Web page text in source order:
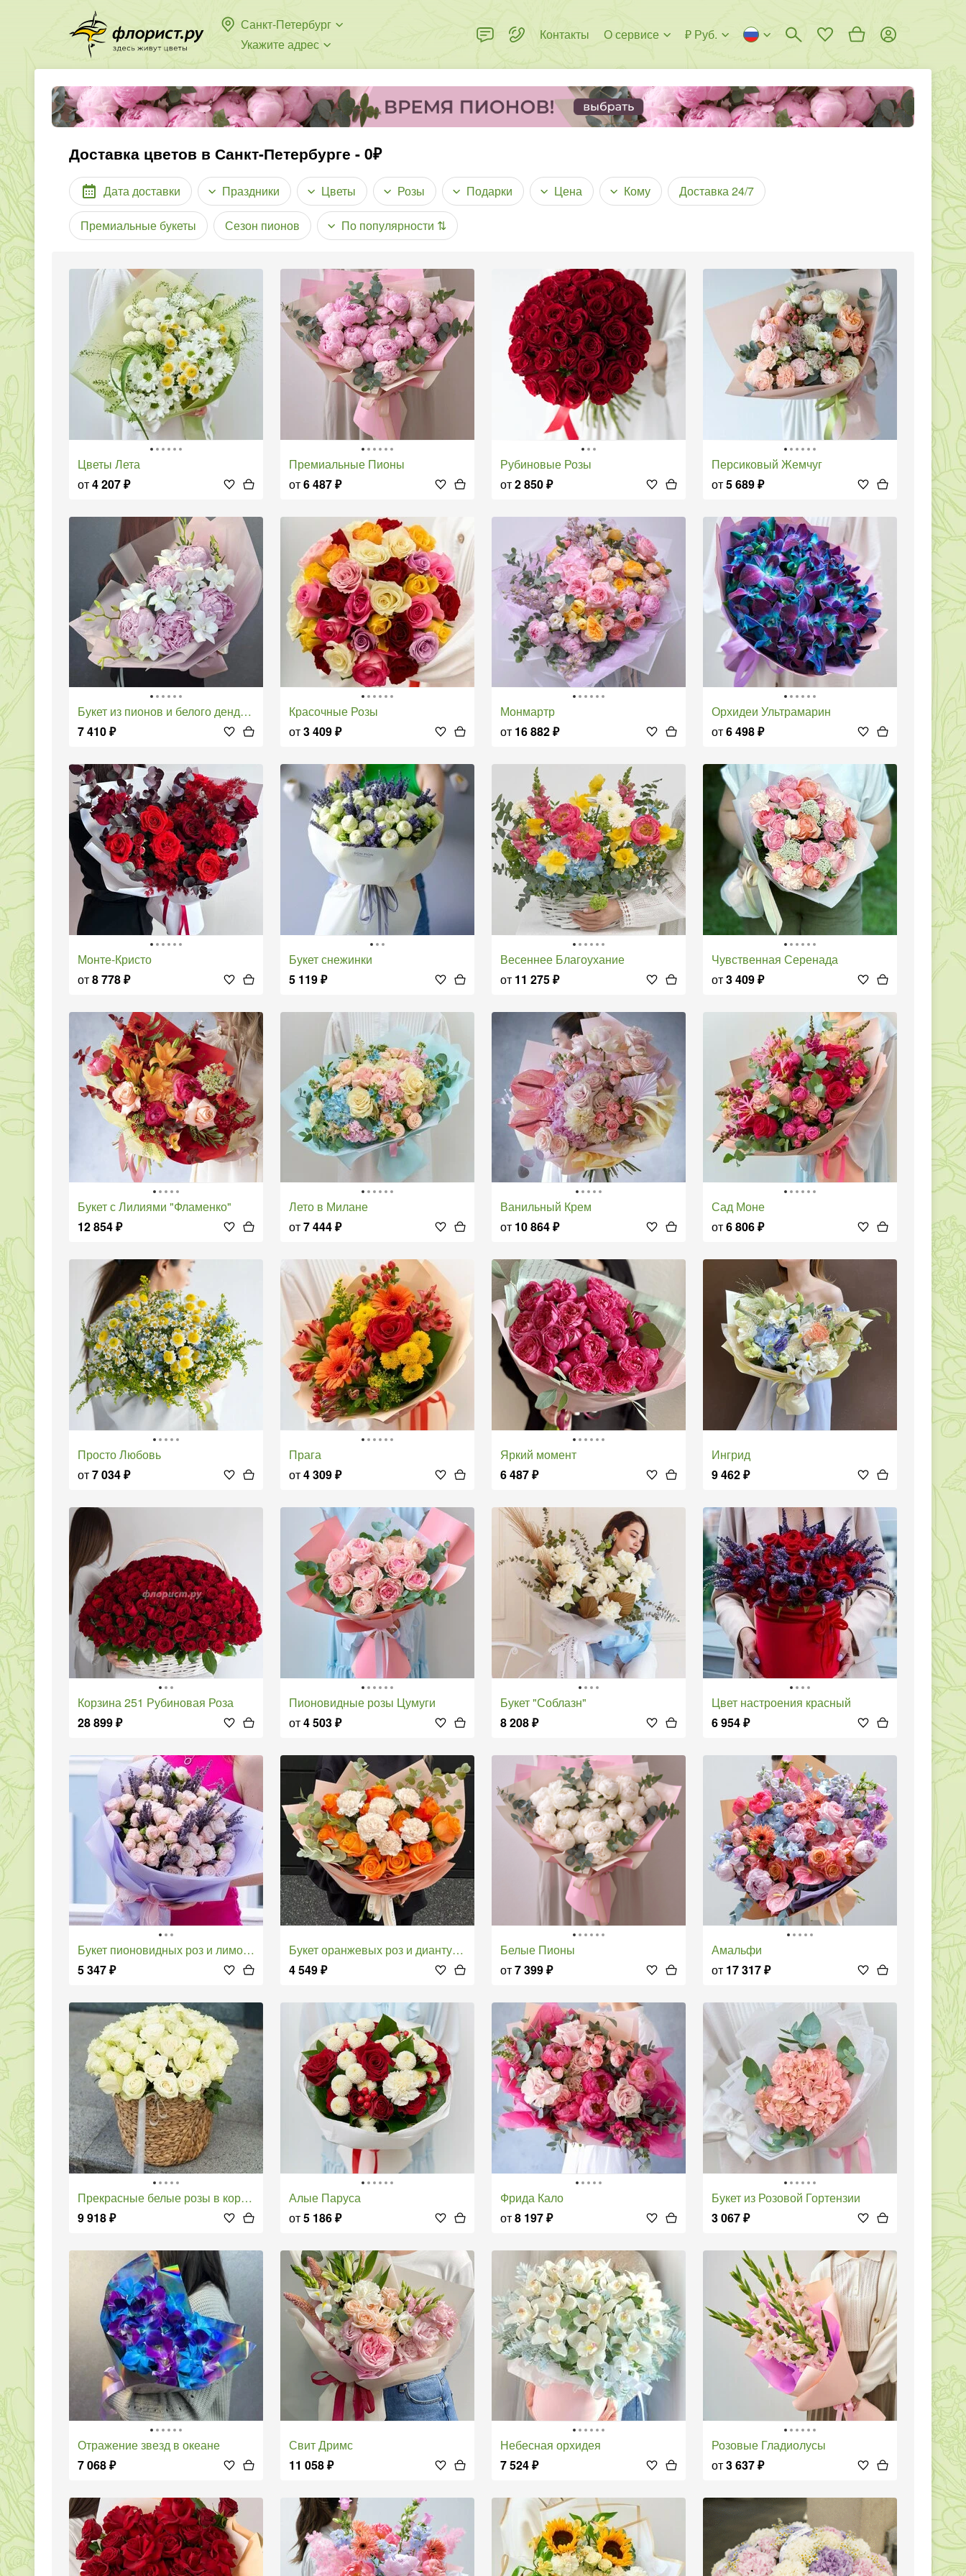
Санкт-Петербург
Укажите адрес
Контакты О сервисе ₽ Руб.
Доставка цветов в Санкт-Петербурге - 0₽
Дата доставки Праздники Цветы Розы Подарки Цена Кому Доставка 24/7
Премиальные букеты Сезон пионов По популярности ⇅
Цветы Лета
от4 207₽
Премиальные Пионы
от6 487₽
Рубиновые Розы
от2 850₽
Персиковый Жемчуг
от5 689₽
Букет из пионов и белого дендробиума "Шепот нежности"
7 410₽
Красочные Розы
от3 409₽
Монмартр
от 16 882₽
Орхидеи Ультрамарин
от6 498₽
Монте-Кристо
от8 778₽
Букет снежинки
5 119₽
Весеннее Благоухание
от 11 275₽
Чувственная Серенада
от3 409₽
Букет с Лилиями "Фламенко"
12 854₽
Лето в Милане
от7 444₽
Ванильный Крем
от 10 864₽
Сад Моне
от6 806₽
Просто Любовь
от7 034₽
Прага
от4 309₽
Яркий момент
6 487₽
Ингрид
9 462₽
Корзина 251 Рубиновая Роза
28 899₽
Пионовидные розы Цумуги
от4 503₽
Букет "Соблазн"
8 208₽
Цвет настроения красный
6 954₽
Букет пионовидных роз и лимониума
5 347₽
Букет оранжевых роз и диантусов
4 549₽
Белые Пионы
от7 399₽
Амальфи
от 17 317₽
Прекрасные белые розы в корзине
9 918₽
Алые Паруса
от5 186₽
Фрида Кало
от8 197₽
Букет из Розовой Гортензии
3 067₽
Отражение звезд в океане
7 068₽
Свит Дримс
11 058₽
Небесная орхидея
7 524₽
Розовые Гладиолусы
от3 637₽